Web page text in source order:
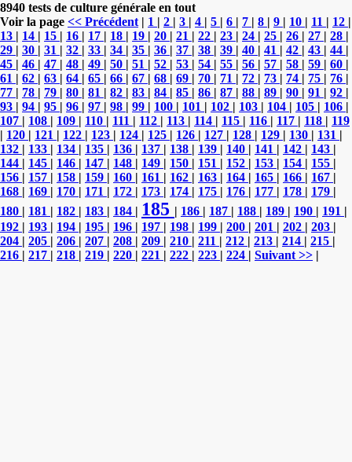
8940 tests de culture générale en tout
Voir la page << Précédent | 1 | 2 | 3 | 4 | 5 | 6 | 7 | 8 | 9 | 10 | 11 | 12 |
13 | 14 | 15 | 16 | 17 | 18 | 19 | 20 | 21 | 22 | 23 | 24 | 25 | 26 | 27 | 28 |
29 | 30 | 31 | 32 | 33 | 34 | 35 | 36 | 37 | 38 | 39 | 40 | 41 | 42 | 43 | 44 |
45 | 46 | 47 | 48 | 49 | 50 | 51 | 52 | 53 | 54 | 55 | 56 | 57 | 58 | 59 | 60 |
61 | 62 | 63 | 64 | 65 | 66 | 67 | 68 | 69 | 70 | 71 | 72 | 73 | 74 | 75 | 76 |
77 | 78 | 79 | 80 | 81 | 82 | 83 | 84 | 85 | 86 | 87 | 88 | 89 | 90 | 91 | 92 |
93 | 94 | 95 | 96 | 97 | 98 | 99 | 100 | 101 | 102 | 103 | 104 | 105 | 106 |
107 | 108 | 109 | 110 | 111 | 112 | 113 | 114 | 115 | 116 | 117 | 118 | 119
| 120 | 121 | 122 | 123 | 124 | 125 | 126 | 127 | 128 | 129 | 130 | 131 |
132 | 133 | 134 | 135 | 136 | 137 | 138 | 139 | 140 | 141 | 142 | 143 |
144 | 145 | 146 | 147 | 148 | 149 | 150 | 151 | 152 | 153 | 154 | 155 |
156 | 157 | 158 | 159 | 160 | 161 | 162 | 163 | 164 | 165 | 166 | 167 |
168 | 169 | 170 | 171 | 172 | 173 | 174 | 175 | 176 | 177 | 178 | 179 |
180 | 181 | 182 | 183 | 184 | 185 | 186 | 187 | 188 | 189 | 190 | 191 |
192 | 193 | 194 | 195 | 196 | 197 | 198 | 199 | 200 | 201 | 202 | 203 |
204 | 205 | 206 | 207 | 208 | 209 | 210 | 211 | 212 | 213 | 214 | 215 |
216 | 217 | 218 | 219 | 220 | 221 | 222 | 223 | 224 | Suivant >> |